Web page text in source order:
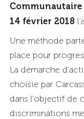
Communautaire
14 février 2018
Une méthode
place pour
La démarche
choisie par
dans l’objectif de
discriminations